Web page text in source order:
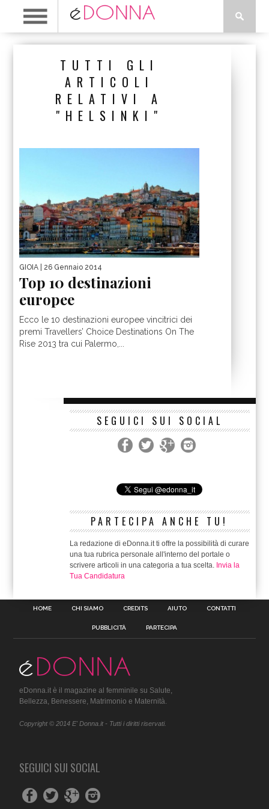
TUTTI GLI
ARTICOLI
RELATIVI A
"HELSINKI"
GIOIA | 26 Gennaio 2014
Top 10 destinazioni
europee
Ecco le 10 destinazioni europee vincitrici dei
premi Travellers’ Choice Destinations On The
Rise 2013 tra cui Palermo,...
SEGUICI SUI SOCIAL
PARTECIPA ANCHE TU!
La redazione di eDonna.it ti offre la possibilità di curare
una tua rubrica personale all'interno del portale o
scrivere articoli in una categoria a tua scelta. Invia la
Tua Candidatura
HOME CHI SIAMO CREDITS AIUTO CONTATTI
PUBBLICITÀ PARTECIPA
eDonna.it è il magazine al femminile su Salute,
Bellezza, Benessere, Matrimonio e Maternità.
Copyright © 2014 E' Donna.it - Tutti i diritti riservati.
SEGUICI SUI SOCIAL